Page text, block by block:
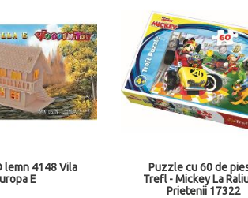
lemn 4148 Vila
E
Puzzle cu 60 de
Trefl - Mickey La
Prietenii 17322